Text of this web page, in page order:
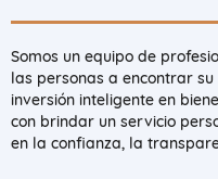
Somos un equipo de
las personas a encontrar
inversión inteligente en
con brindar un servicio
en la confianza, la